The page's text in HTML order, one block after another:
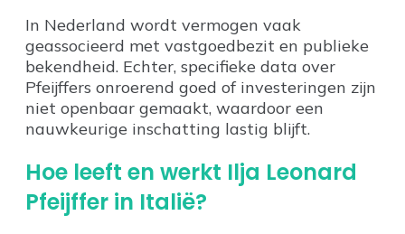
In Nederland wordt vermogen vaak
geassocieerd met vastgoedbezit en publieke
bekendheid. Echter, specifieke data over
Pfeijffers onroerend goed of investeringen zijn
niet openbaar gemaakt, waardoor een
nauwkeurige inschatting lastig blijft.
Hoe leeft en werkt Ilja Leonard
Pfeijffer in Italië?